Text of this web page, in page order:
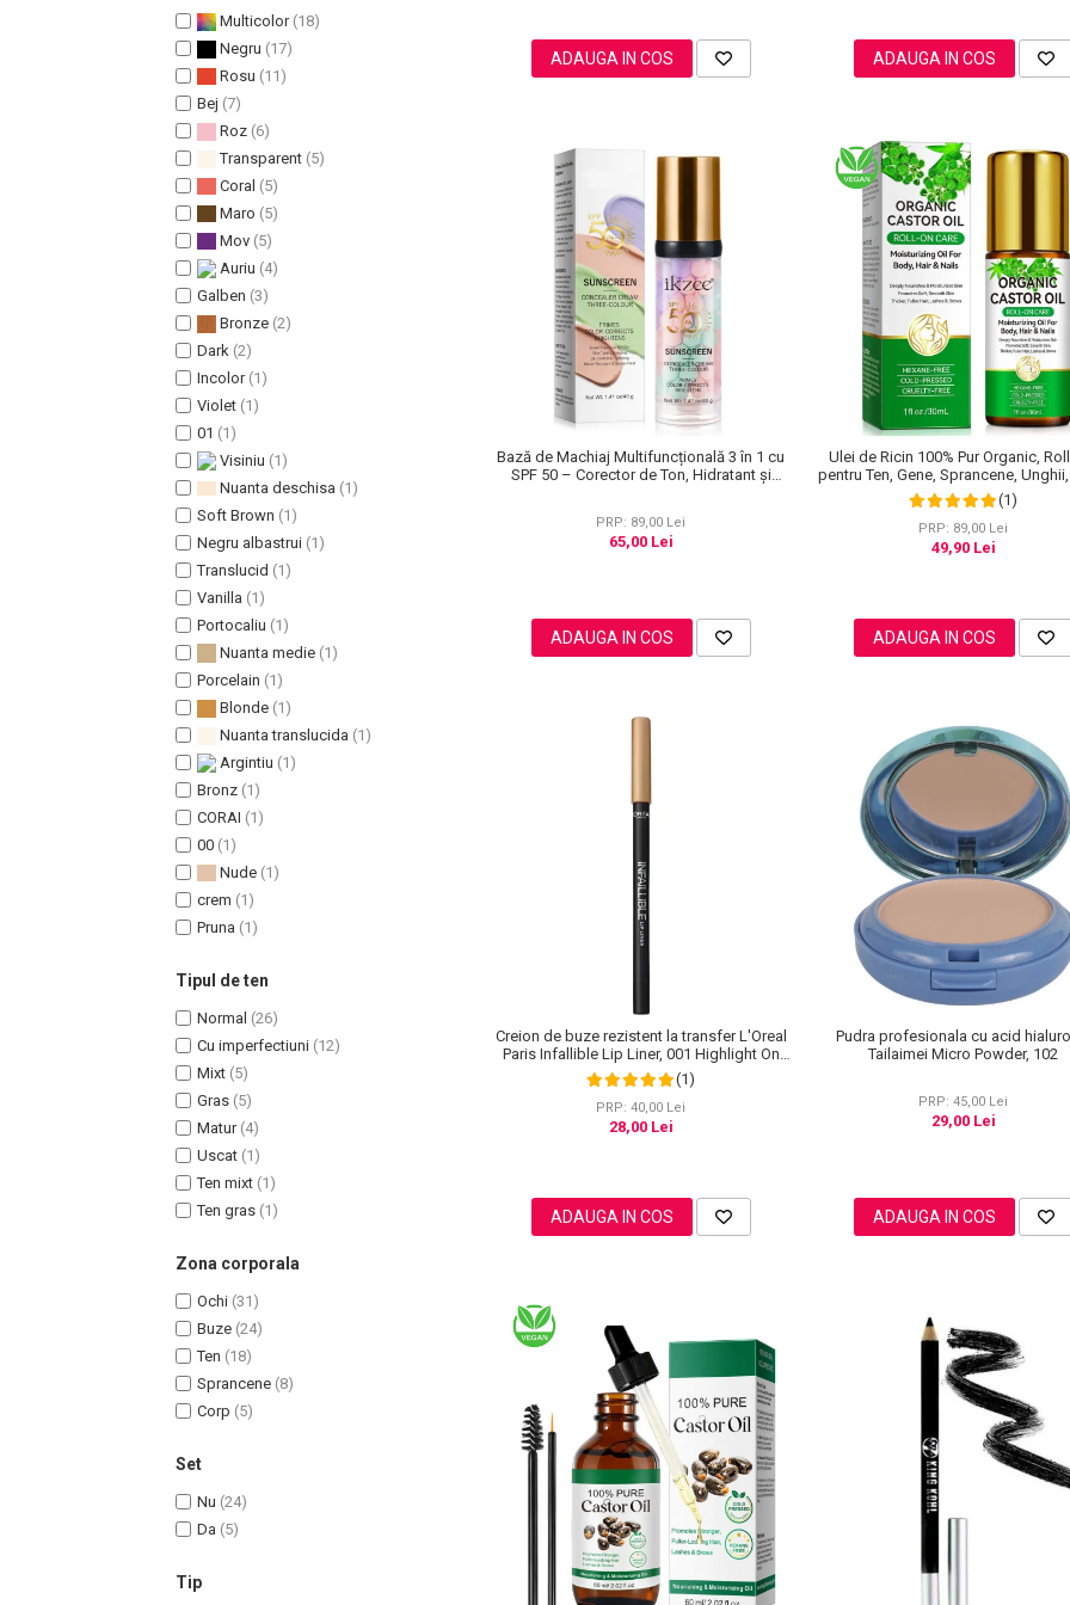
Sampoane Colorante
Par Uscat / Deteriorat
Multicolor (18)
Negru (17)
Rosu (11)
Bej (7)
Roz (6)
Transparent (5)
Coral (5)
Maro (5)
Mov (5)
Auriu (4)
Galben (3)
Bronze (2)
Dark (2)
Incolor (1)
Violet (1)
01 (1)
Visiniu (1)
Nuanta deschisa (1)
Soft Brown (1)
Negru albastrui (1)
Translucid (1)
Vanilla (1)
Portocaliu (1)
Nuanta medie (1)
Porcelain (1)
Blonde (1)
Nuanta translucida (1)
Argintiu (1)
Bronz (1)
CORAI (1)
00 (1)
Nude (1)
crem (1)
Pruna (1)
Tipul de ten
Normal (26)
Cu imperfectiuni (12)
Mixt (5)
Gras (5)
Matur (4)
Uscat (1)
Ten mixt (1)
Ten gras (1)
Zona corporala
Ochi (31)
Buze (24)
Ten (18)
Sprancene (8)
Corp (5)
Set
Nu (24)
Da (5)
Tip
ADAUGA IN COS ADAUGA IN COS
Bază de Machiaj Multifuncțională 3 în 1 cu
SPF 50 – Corector de Ton, Hidratant și
PRP: 89,00 Lei
65,00 Lei
ADAUGA IN COS
Ulei de Ricin 100% Pur Organic,
pentru Ten, Gene, Sprancene,
(1)
PRP: 89,00 Lei
49,90 Lei
ADAUGA IN COS
Creion de buze rezistent la transfer L'Oreal
Paris Infallible Lip Liner, 001 Highlight On
Point
(1)
PRP: 40,00 Lei
28,00 Lei
ADAUGA IN COS
Pudra profesionala cu acid
Tailaimei Micro Powder, 102
PRP: 45,00 Lei
29,00 Lei
ADAUGA IN COS